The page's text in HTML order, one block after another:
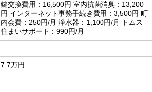
鍵交換費用：16,500円 室内抗菌消臭：13,200
円 インターネット事務手続き費用：3,500円 町
内会費：250円/月 浄水器：1,100円/月 トムス
住まいサポート：990円/月
7.7万円